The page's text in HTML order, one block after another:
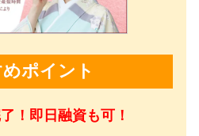
ポイント
！即日融資も可！